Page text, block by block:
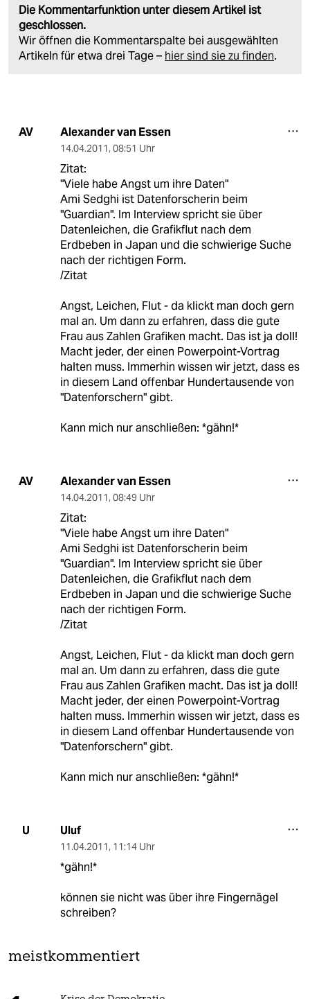
Die Kommentarfunktion unter diesem Artikel ist
geschlossen.
Wir öffnen die Kommentarspalte bei ausgewählten
Artikeln für etwa drei Tage – hier sind sie zu finden.
AV Alexander van Essen
14.04.2011, 08:51 Uhr
Zitat:
"Viele habe Angst um ihre Daten"
Ami Sedghi ist Datenforscherin beim
"Guardian". Im Interview spricht sie über
Datenleichen, die Grafikflut nach dem
Erdbeben in Japan und die schwierige Suche
nach der richtigen Form.
/Zitat
Angst, Leichen, Flut - da klickt man doch gern
mal an. Um dann zu erfahren, dass die gute
Frau aus Zahlen Grafiken macht. Das ist ja doll!
Macht jeder, der einen Powerpoint-Vortrag
halten muss. Immerhin wissen wir jetzt, dass es
in diesem Land offenbar Hundertausende von
"Datenforschern" gibt.
Kann mich nur anschließen: *gähn!*
AV Alexander van Essen
14.04.2011, 08:49 Uhr
Zitat:
"Viele habe Angst um ihre Daten"
Ami Sedghi ist Datenforscherin beim
"Guardian". Im Interview spricht sie über
Datenleichen, die Grafikflut nach dem
Erdbeben in Japan und die schwierige Suche
nach der richtigen Form.
/Zitat
Angst, Leichen, Flut - da klickt man doch gern
mal an. Um dann zu erfahren, dass die gute
Frau aus Zahlen Grafiken macht. Das ist ja doll!
Macht jeder, der einen Powerpoint-Vortrag
halten muss. Immerhin wissen wir jetzt, dass es
in diesem Land offenbar Hundertausende von
"Datenforschern" gibt.
Kann mich nur anschließen: *gähn!*
U Uluf
11.04.2011, 11:14 Uhr
*gähn!*
können sie nicht was über ihre Fingernägel
schreiben?
meistkommentiert